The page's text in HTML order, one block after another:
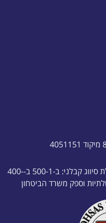
חברת ונטורה אשר בע״מ הינה בעלת סיווג קבלני: ב-500-1 ב-400-